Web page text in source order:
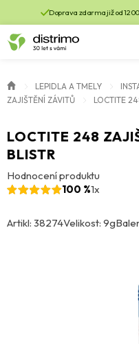
Doprava zdarma již od
LEPIDLA A TMELY
ZAJIŠTĚNÍ ZÁVITŮ
LOCTITE
LOCTITE 248
BLISTR
Hodnocení produktu
100 %1x
Artikl: 38274Velikost: 9g